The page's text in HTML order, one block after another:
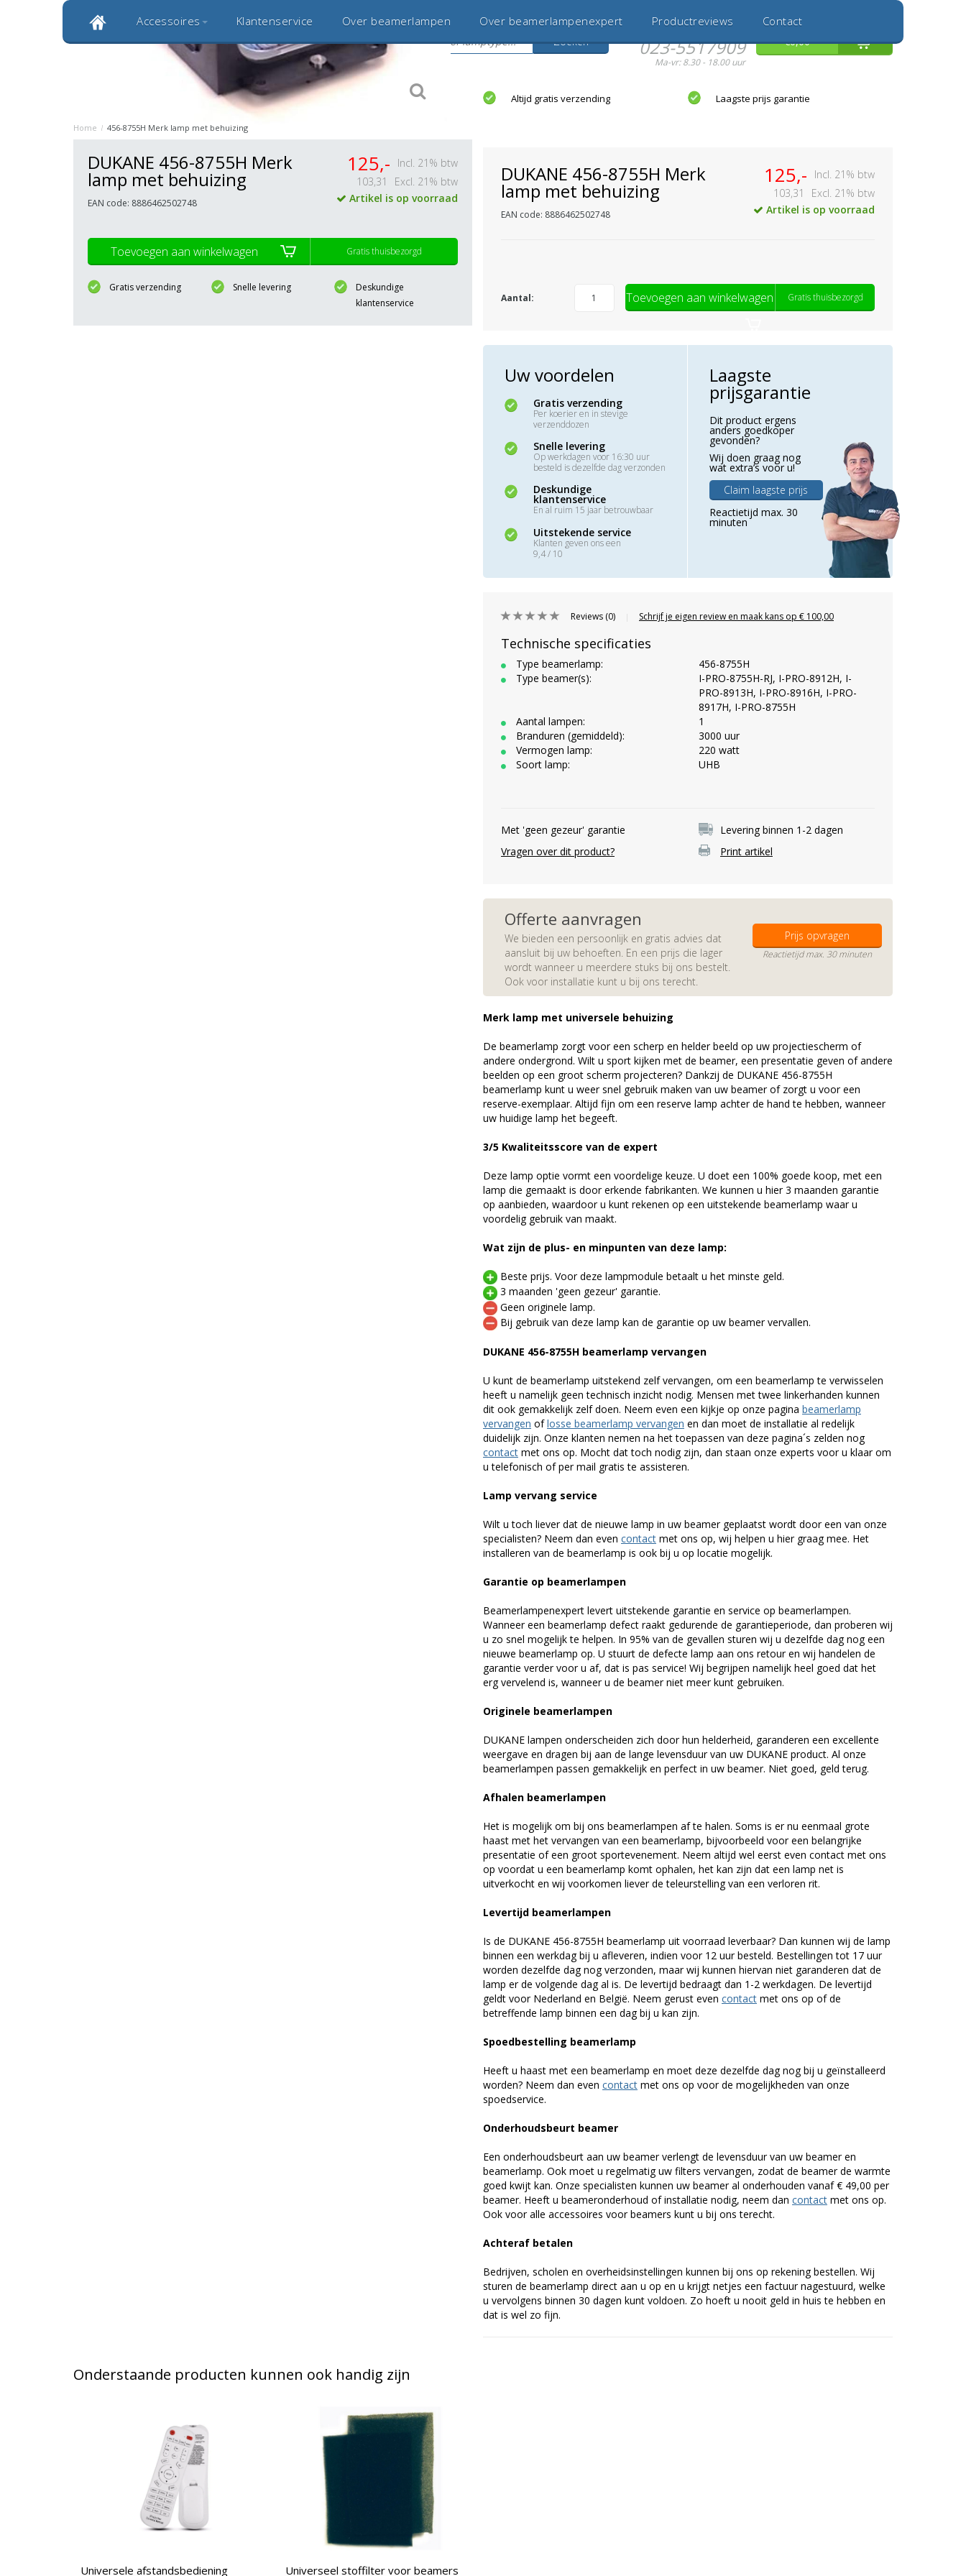
Inloggen
Klantbeoordeling 9,0
Bekijk alle 1000+ reviews
Zoeken
Hulp nodig?
023-5517909
Ma-vr: 8.30 - 18.00 uur
€0,00
Accessoires Klantenservice Over beamerlampen Over beamerlampenexpert Productreviews Contact
Originele kwaliteitsproducten 20 jaar betrouwbaar en ervaren Altijd gratis verzending Laagste prijs garantie
Home / 456-8755H Merk lamp met behuizing
DUKANE 456-8755H Merk
lamp met behuizing
EAN code: 8886462502748
125,-
Incl. 21% btw
103,31
Excl. 21% btw
Artikel is op voorraad
Toevoegen aan winkelwagen Gratis thuisbezorgd
Gratis verzending Snelle levering
Deskundige
klantenservice
DUKANE 456-8755H Merk
lamp met behuizing
EAN code: 8886462502748
125,-
Incl. 21% btw
103,31
Excl. 21% btw
Artikel is op voorraad
Aantal: Toevoegen aan winkelwagen Gratis thuisbezorgd
Uw voordelen
Gratis verzending
Per koerier en in stevige
verzenddozen
Snelle levering
Op werkdagen voor 16:30 uur
besteld is dezelfde dag verzonden
Deskundige
klantenservice
En al ruim 15 jaar betrouwbaar
Uitstekende service
Klanten geven ons een
9,4 / 10
Laagste
prijsgarantie
Dit product ergens
anders goedkoper
gevonden?
Wij doen graag nog
wat extra’s voor u!
Claim laagste prijs
Reactietijd max. 30
minuten
Reviews (0) Schrijf je eigen review en maak kans op € 100,00
Technische specificaties
Type beamerlamp:
456-8755H
Type beamer(s):
I-PRO-8755H-RJ, I-PRO-8912H, I-
PRO-8913H, I-PRO-8916H, I-PRO-
8917H, I-PRO-8755H
Aantal lampen:
1
Branduren (gemiddeld):
3000 uur
Vermogen lamp:
220 watt
Soort lamp:
UHB
Met 'geen gezeur' garantie
Levering binnen 1-2 dagen
Vragen over dit product?
Print artikel
Offerte aanvragen
We bieden een persoonlijk en gratis advies dat
aansluit bij uw behoeften. En een prijs die lager
wordt wanneer u meerdere stuks bij ons bestelt.
Ook voor installatie kunt u bij ons terecht.
Prijs opvragen
Reactietijd max. 30 minuten
Merk lamp met universele behuizing
De beamerlamp zorgt voor een scherp en helder beeld op uw projectiescherm of
andere ondergrond. Wilt u sport kijken met de beamer, een presentatie geven of andere
beelden op een groot scherm projecteren? Dankzij de DUKANE 456-8755H
beamerlamp kunt u weer snel gebruik maken van uw beamer of zorgt u voor een
reserve-exemplaar. Altijd fijn om een reserve lamp achter de hand te hebben, wanneer
uw huidige lamp het begeeft.
3/5 Kwaliteitsscore van de expert
Deze lamp optie vormt een voordelige keuze. U doet een 100% goede koop, met een
lamp die gemaakt is door erkende fabrikanten. We kunnen u hier 3 maanden garantie
op aanbieden, waardoor u kunt rekenen op een uitstekende beamerlamp waar u
voordelig gebruik van maakt.
Wat zijn de plus- en minpunten van deze lamp:
Beste prijs. Voor deze lampmodule betaalt u het minste geld.
3 maanden 'geen gezeur' garantie.
Geen originele lamp.
Bij gebruik van deze lamp kan de garantie op uw beamer vervallen.
DUKANE 456-8755H beamerlamp vervangen
U kunt de beamerlamp uitstekend zelf vervangen, om een beamerlamp te verwisselen
heeft u namelijk geen technisch inzicht nodig. Mensen met twee linkerhanden kunnen
dit ook gemakkelijk zelf doen. Neem even een kijkje op onze pagina beamerlamp
vervangen oflosse beamerlamp vervangen en dan moet de installatie al redelijk
duidelijk zijn. Onze klanten nemen na het toepassen van deze pagina´s zelden nog
contact met ons op. Mocht dat toch nodig zijn, dan staan onze experts voor u klaar om
u telefonisch of per mail gratis te assisteren.
Lamp vervang service
Wilt u toch liever dat de nieuwe lamp in uw beamer geplaatst wordt door een van onze
specialisten? Neem dan even contact met ons op, wij helpen u hier graag mee. Het
installeren van de beamerlamp is ook bij u op locatie mogelijk.
Garantie op beamerlampen
Beamerlampenexpert levert uitstekende garantie en service op beamerlampen.
Wanneer een beamerlamp defect raakt gedurende de garantieperiode, dan proberen wij
u zo snel mogelijk te helpen. In 95% van de gevallen sturen wij u dezelfde dag nog een
nieuwe beamerlamp op. U stuurt de defecte lamp aan ons retour en wij handelen de
garantie verder voor u af, dat is pas service! Wij begrijpen namelijk heel goed dat het
erg vervelend is, wanneer u de beamer niet meer kunt gebruiken.
Originele beamerlampen
DUKANE lampen onderscheiden zich door hun helderheid, garanderen een excellente
weergave en dragen bij aan de lange levensduur van uw DUKANE product. Al onze
beamerlampen passen gemakkelijk en perfect in uw beamer. Niet goed, geld terug.
Afhalen beamerlampen
Het is mogelijk om bij ons beamerlampen af te halen. Soms is er nu eenmaal grote
haast met het vervangen van een beamerlamp, bijvoorbeeld voor een belangrijke
presentatie of een groot sportevenement. Neem altijd wel eerst even contact met ons
op voordat u een beamerlamp komt ophalen, het kan zijn dat een lamp net is
uitverkocht en wij voorkomen liever de teleurstelling van een verloren rit.
Levertijd beamerlampen
Is de DUKANE 456-8755H beamerlamp uit voorraad leverbaar? Dan kunnen wij de lamp
binnen een werkdag bij u afleveren, indien voor 12 uur besteld. Bestellingen tot 17 uur
worden dezelfde dag nog verzonden, maar wij kunnen hiervan niet garanderen dat de
lamp er de volgende dag al is. De levertijd bedraagt dan 1-2 werkdagen. De levertijd
geldt voor Nederland en België. Neem gerust even contact met ons op of de
betreffende lamp binnen een dag bij u kan zijn.
Spoedbestelling beamerlamp
Heeft u haast met een beamerlamp en moet deze dezelfde dag nog bij u geïnstalleerd
worden? Neem dan even contact met ons op voor de mogelijkheden van onze
spoedservice.
Onderhoudsbeurt beamer
Een onderhoudsbeurt aan uw beamer verlengt de levensduur van uw beamer en
beamerlamp. Ook moet u regelmatig uw filters vervangen, zodat de beamer de warmte
goed kwijt kan. Onze specialisten kunnen uw beamer al onderhouden vanaf € 49,00 per
beamer. Heeft u beameronderhoud of installatie nodig, neem dan contact met ons op.
Ook voor alle accessoires voor beamers kunt u bij ons terecht.
Achteraf betalen
Bedrijven, scholen en overheidsinstellingen kunnen bij ons op rekening bestellen. Wij
sturen de beamerlamp direct aan u op en u krijgt netjes een factuur nagestuurd, welke
u vervolgens binnen 30 dagen kunt voldoen. Zo hoeft u nooit geld in huis te hebben en
dat is wel zo fijn.
Onderstaande producten kunnen ook handig zijn
Universele afstandsbediening Universeel stoffilter voor beamers